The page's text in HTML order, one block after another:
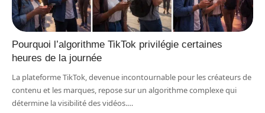
Pourquoi l’algorithme TikTok privilégie certaines
heures de la journée
La plateforme TikTok, devenue incontournable pour les créateurs de
contenu et les marques, repose sur un algorithme complexe qui
détermine la visibilité des vidéos.…